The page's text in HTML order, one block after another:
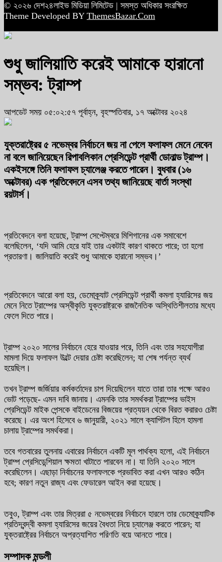
© ২০২৬ দেশ২৪লাইভ মিডিয়া লিমিটেড | সমস্ত অধিকার সংরক্ষিত
Theme Developed BY ThemesBazar.Com
শুধু জালিয়াতি করেই আমাকে হারানো
সম্ভব: ট্রাম্প
আপডেট সময় ০৫:০২:৫৭ পূর্বাহ্ন, বৃহস্পতিবার, ১৭ অক্টোবর ২০২৪
যুক্তরাষ্ট্রের ৫ নভেম্বর নির্বাচনে জয় না পেলে ফলাফল মেনে নেবেন
না বলে জানিয়েছেন রিপাবলিকান প্রেসিডেন্ট প্রার্থী ডোনাল্ড ট্রাম্প।
একইসঙ্গে তিনি ফলাফল চ্যালেঞ্জ করতে পারেন। বুধবার (১৬
অক্টোবর) এক প্রতিবেদনে এসব তথ্য জানিয়েছে বার্তা সংস্থা
রয়টার্স।
প্রতিবেদনে বলা হয়েছে, ট্রাম্প সেপ্টেম্বরে মিশিগানের এক সমাবেশে
বলেছিলেন, ‘যদি আমি হেরে যাই তার একটাই কারণ থাকতে পারে; তা হলো
প্রতারণা। জালিয়াতি করেই শুধু আমাকে হারানো সম্ভব।’
প্রতিবেদনে আরো বলা হয়, ডেমোক্র্যাট প্রেসিডেন্ট প্রার্থী কমলা হ্যারিসের জয়
মেনে নিতে ট্রাম্পের অস্বীকৃতি যুক্তরাষ্ট্রকে রাজনৈতিক অস্থিতিশীলতার মধ্যে
ফেলে দিতে পারে।
ট্রাম্প ২০২০ সালের নির্বাচনে হেরে যাওয়ার পরে, তিনি এবং তার সহযোগীরা
মামলা দিয়ে ফলাফল উল্টে দেয়ার চেষ্টা করেছিলেন; যা শেষ পর্যন্ত ব্যর্থ
হয়েছিল।
তখন ট্রাম্প জর্জিয়ার কর্মকর্তাদের চাপ দিয়েছিলেন যাতে তারা তার পক্ষে আরও
ভোট পড়েছে- এমন দাবি জানায়। এমনকি তার সমর্থকরা ট্রাম্পের ভাইস
প্রেসিডেন্ট মাইক পেন্সকে বাইডেনের বিজয়ের প্রত্যয়ন থেকে বিরত করারও চেষ্টা
করেছে। এর অংশ হিসেবে ৬ জানুয়ারী, ২০২১ সালে ক্যাপিটল হিলে হামলা
চালায় ট্রাম্পের সমর্থকরা।
তবে গতবারের তুলনায় এবারের নির্বাচনে একটি মূল পার্থক্য হলো, এই নির্বাচনে
ট্রাম্প প্রেসিডেন্শিয়াল ক্ষমতা খাটাতে পারবেন না। যা তিনি ২০২০ সালে
করেছিলেন। এছাড়া নির্বাচনের ফলাফলকে প্রভাবিত করা এখন আরও কঠিন
হবে; কারণ নতুন রাজ্য এবং ফেডারেল আইন করা হয়েছে।
তবুও, ট্রাম্প এবং তার মিত্ররা ৫ নভেম্বরের নির্বাচনে হারলে তার ডেমোক্র্যাটিক
প্রতিদ্বন্দ্বী কমলা হ্যারিসের জয়ের বৈধতা নিয়ে চ্যালেঞ্জ করতে পারেন; যা
যুক্তরাষ্ট্রের নির্বাচনে অপ্রত্যাশিত পরিণতি বয়ে আনতে পারে।
সম্পাদক মন্ডলী